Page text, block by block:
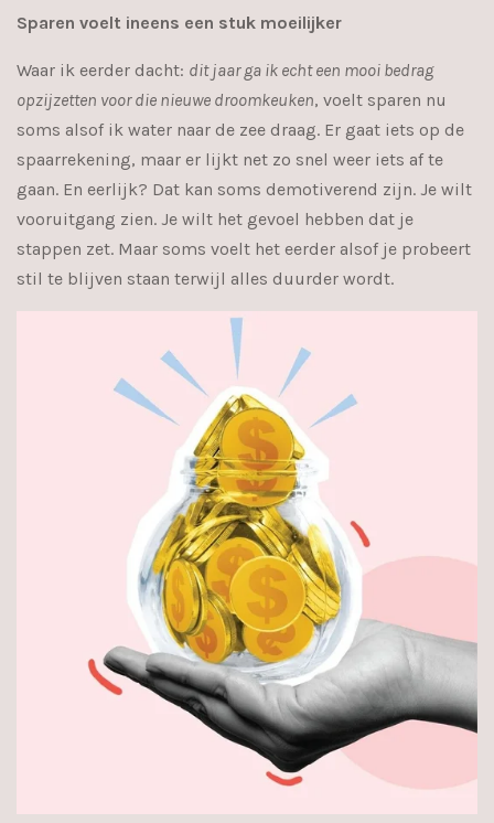
Sparen voelt ineens een stuk moeilijker
Waar ik eerder dacht: dit jaar ga ik echt een mooi bedrag
opzijzetten voor die nieuwe droomkeuken, voelt sparen nu
soms alsof ik water naar de zee draag. Er gaat iets op de
spaarrekening, maar er lijkt net zo snel weer iets af te
gaan. En eerlijk? Dat kan soms demotiverend zijn. Je wilt
vooruitgang zien. Je wilt het gevoel hebben dat je
stappen zet. Maar soms voelt het eerder alsof je probeert
stil te blijven staan terwijl alles duurder wordt.